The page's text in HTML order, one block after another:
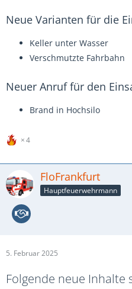
Neue Varianten für die
Keller unter Wasser
Verschmutzte Fahrbahn
Neuer Anruf für den
Brand in Hochsilo
4
FloFrankfurt
Hauptfeuerwehrmann
5. Februar 2025
Folgende neue Inhalte